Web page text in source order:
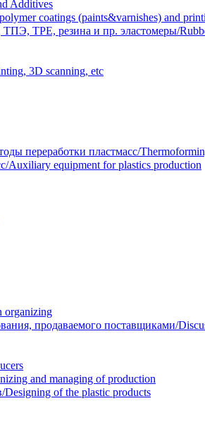
Additives
coatings (paints&varnishes) and
TPE, резина и пр. эластомеры/
3D scanning, etc
переработки пластмасс/
Auxiliary equipment for plastics production
organizing
продаваемого поставщиками/
and managing of production
of the plastic products